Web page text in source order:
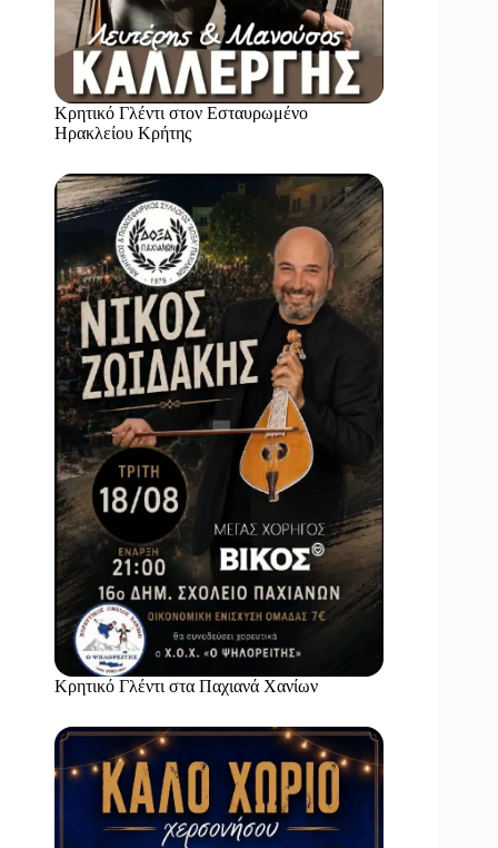
Κρητικό Γλέντι στον Εσταυρωμένο
Ηρακλείου Κρήτης
Κρητικό Γλέντι στα Παχιανά Χανίων